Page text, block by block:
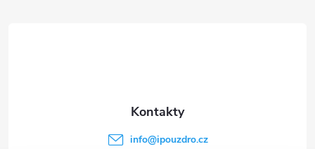
info@ipouzdro.cz